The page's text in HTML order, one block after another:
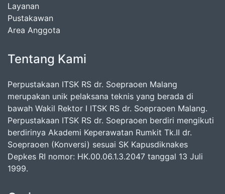
Layanan
Pustakawan
Area Anggota
Tentang Kami
Perpustakaan ITSK RS dr. Soepraoen Malang
merupakan unik pelaksana teknis yang berada di
bawah Wakil Rektor I ITSK RS dr. Soepraoen Malang.
Perpustakaan ITSK RS dr. Soepraoen berdiri mengikuti
berdirinya Akademi Keperawatan Rumkit Tk.II dr.
Soepraoen (Konversi) sesuai SK Kapusdiknakes
Depkes RI nomor: HK.00.06.1.3.2047 tanggal 13 Juli
1999.